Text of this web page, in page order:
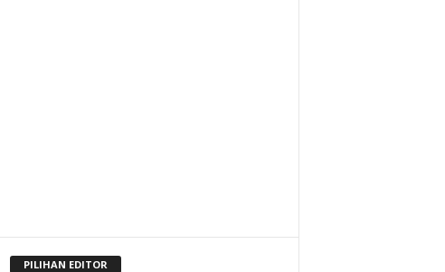
PILIHAN EDITOR